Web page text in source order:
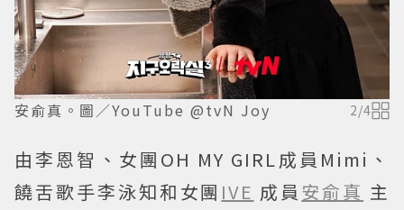
安俞真。圖／YouTube @tvN Joy 2/4
由李恩智、女團OH MY GIRL成員Mimi、
饒舌歌手李泳知和女團 IVE 成員 安俞真 主